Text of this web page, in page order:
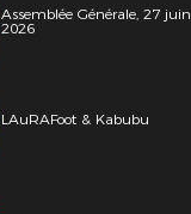
Assemblée Générale, 27 juin
2026
LAuRAFoot & Kabubu